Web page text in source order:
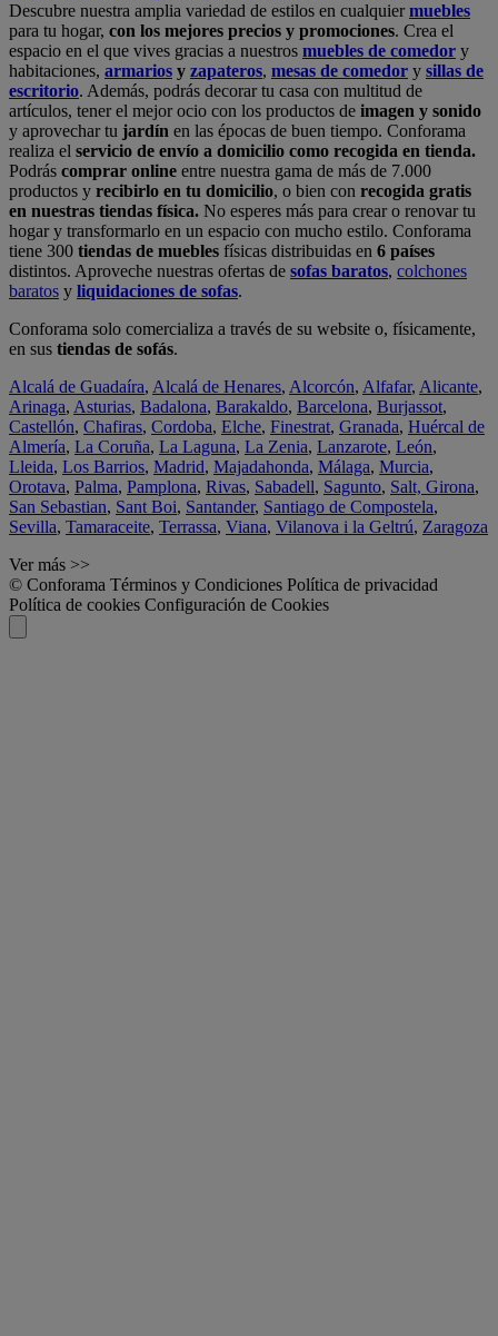
Conforama solo comercializa a través de su website o, físicamente,
en sus tiendas de sofás.
Alcalá de Guadaíra,Alcalá de Henares,Alcorcón,Alfafar ,Alicante,
Arinaga,Asturias,Badalona,Barakaldo,Barcelona,Burjassot
Castellón ,Chafiras,Cordoba,Elche ,Finestrat, Granada,Huércal de
Almería,La Coruña,La Laguna,La Zenia,Lanzarote ,León,
Lleida,Los Barrios,Madrid, Majadahonda,Málaga,Murcia,
Orotava,Palma, Pamplona,Rivas,Sabadell ,Sagunto, Salt, Girona
San Sebastian,Sant Boi, Santander,Santiago de Compostela,
Sevilla,Tamaraceite,Terrassa, Viana,Vilanova i la Geltrú,Zaragoza
Ver más >>
© Conforama Términos y Condiciones Política de privacidad
Política de cookies Configuración de Cookies